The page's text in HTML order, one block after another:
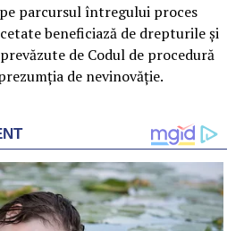
parcursul întregului proces
beneficiază de drepturile și
de Codul de procedură
de nevinovăție.